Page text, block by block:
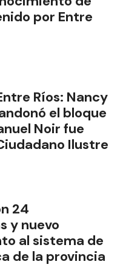
por Entre
Ríos: Nancy
el bloque
Noir fue
Ilustre
24
y nuevo
al sistema de
de la provincia